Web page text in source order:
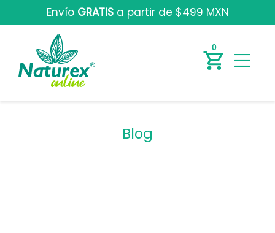
Envío GRATISa partir de $499 MXN
0
Blog